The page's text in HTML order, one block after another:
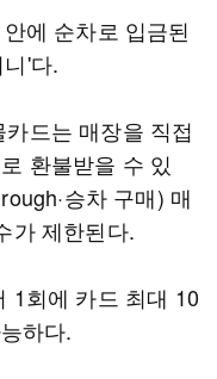
에 순차로 입금된
'다.
드는 매장을 직접
환불받을 수 있
승차 구매) 매
가 제한된다.
1회에 카드 최대 10
하다.